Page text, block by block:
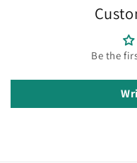
Be the